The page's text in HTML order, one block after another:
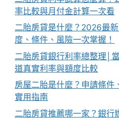
率比較與月付金計算一次看
二胎房貸是什麼？2026最
度、條件、風險一次掌握！
二胎房貸銀行利率總整理│
道真實利率與額度比較
房屋二胎是什麼？申請條件
實用指南
二胎房貸推薦哪一家？銀行